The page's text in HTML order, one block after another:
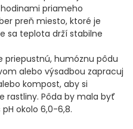
priameho
preň miesto, ktoré je
sa teplota drží stabilne
priepustnú, humóznu pôdu
alebo výsadbou zapracuj
kompost, aby si
rastliny. Pôda by mala byť
okolo 6,0-6,8.